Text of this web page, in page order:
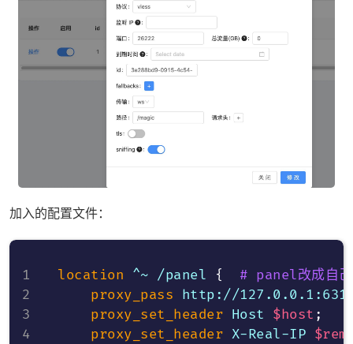
加入的配置文件：
location ^~ /panel {
# panel改成自己
proxy_pass http://
proxy_set_header Host $host ;
proxy_set_header X-Real-IP